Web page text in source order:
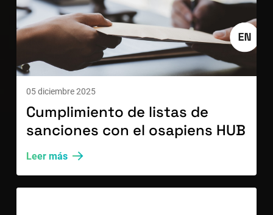
05 diciembre 2025
Cumplimiento de listas de
sanciones con el osapiens HUB
Leer más